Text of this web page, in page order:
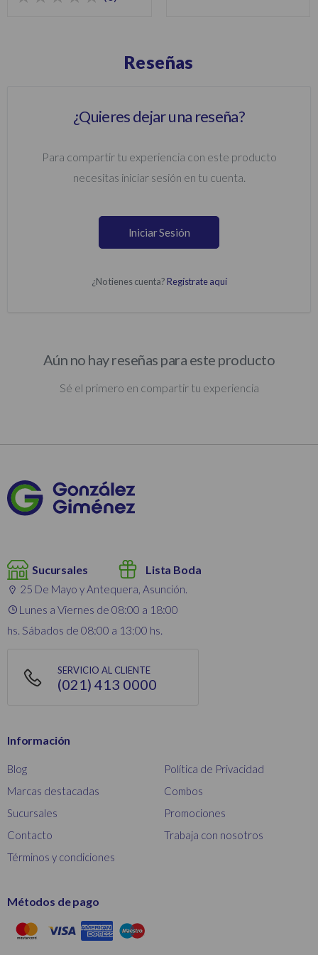
Reseñas
¿Quieres dejar una reseña?
Para compartir tu experiencia con este producto
necesitas iniciar sesión en tu cuenta.
Iniciar Sesión
¿No tienes cuenta? Regístrate aquí
Aún no hay reseñas para este producto
Sé el primero en compartir tu experiencia
Sucursales Lista Boda
25 De Mayo y Antequera, Asunción.
Lunes a Viernes de 08:00 a 18:00
hs. Sábados de 08:00 a 13:00 hs.
SERVICIO AL CLIENTE
(021) 413 0000
Información
Blog
Marcas destacadas
Sucursales
Contacto
Términos y condiciones
Política de Privacidad
Combos
Promociones
Trabaja con nosotros
Métodos de pago